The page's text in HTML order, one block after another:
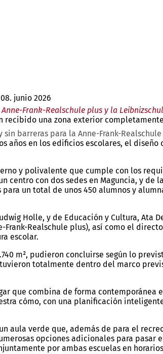
08. junio 2026
Frank-Realschule plus y la
recibido una zona exterior
barreras para la Anne-Frank-
años en los edificios escolares, el
y polivalente que cumple con los
centro con dos sedes en Maguncia, y
un total de unos 450 alumnos y
Holle, y de Educación y Cultura, Ata
Realschule plus), así como el
escolar.
m², pudieron concluirse según lo
totalmente dentro del marco
que combina de forma
cómo, con una planificación
aula verde que, además de para el
opciones adicionales para pasar
por ambas escuelas en